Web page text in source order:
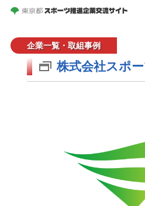
企業一覧・取組事例
株式会社スポ